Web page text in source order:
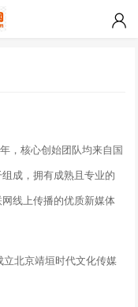
，核心创始团队均来自国
成，拥有成熟且专业的
线上传播的优质新媒体
北京靖垣时代文化传媒